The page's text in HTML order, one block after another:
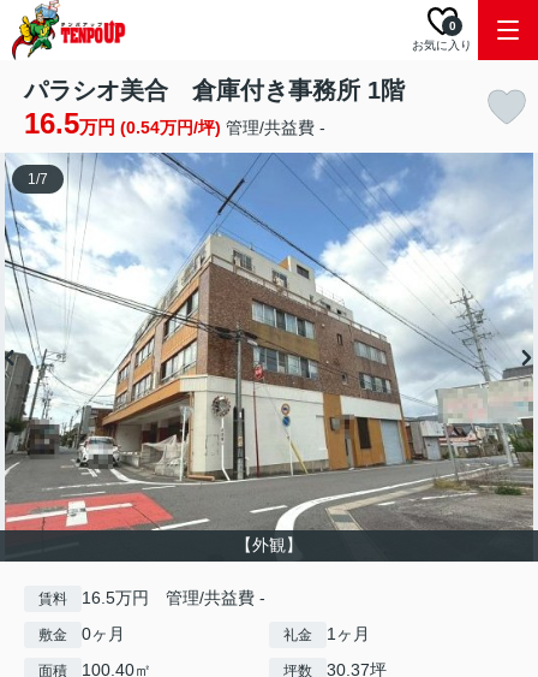
お気に入り
0
パラシオ美合 倉庫付き事務所 1階
16.5万円 (0.54万円/坪) 管理/共益費 -
【外観】
1/7
賃料 16.5万円 管理/共益費 -
敷金 0ヶ月 礼金 1ヶ月
面積 100.40㎡ 坪数 30.37坪